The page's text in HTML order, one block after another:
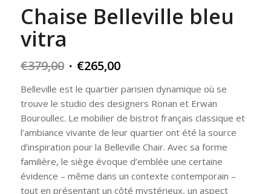
Chaise Belleville bleu
vitra
€379,00 Original
was:
€379,00.
€265,00Current
is:
€265,00.
Belleville est le quartier parisien dynamique où se
trouve le studio des designers Ronan et Erwan
Bouroullec. Le mobilier de bistrot français classique et
l’ambiance vivante de leur quartier ont été la source
d’inspiration pour la Belleville Chair. Avec sa forme
familière, le siège évoque d’emblée une certaine
évidence – même dans un contexte contemporain –
tout en présentant un côté mystérieux, un aspect